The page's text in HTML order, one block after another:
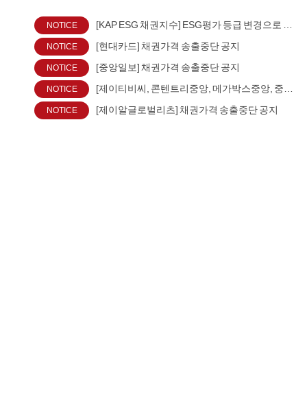
[현대카드] 채권가격 송출중단 공지
[중앙일보] 채권가격 송출중단 공지
[제이알글로벌리츠] 채권가격 송출중단 공지